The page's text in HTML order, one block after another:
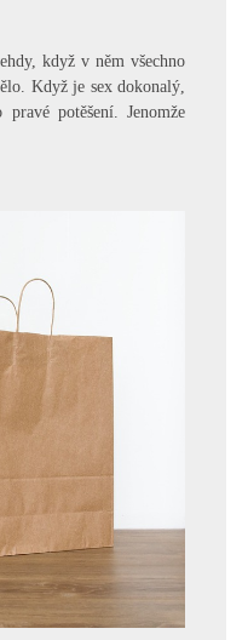
když v něm všechno
Když je sex dokonalý,
potěšení. Jenomže